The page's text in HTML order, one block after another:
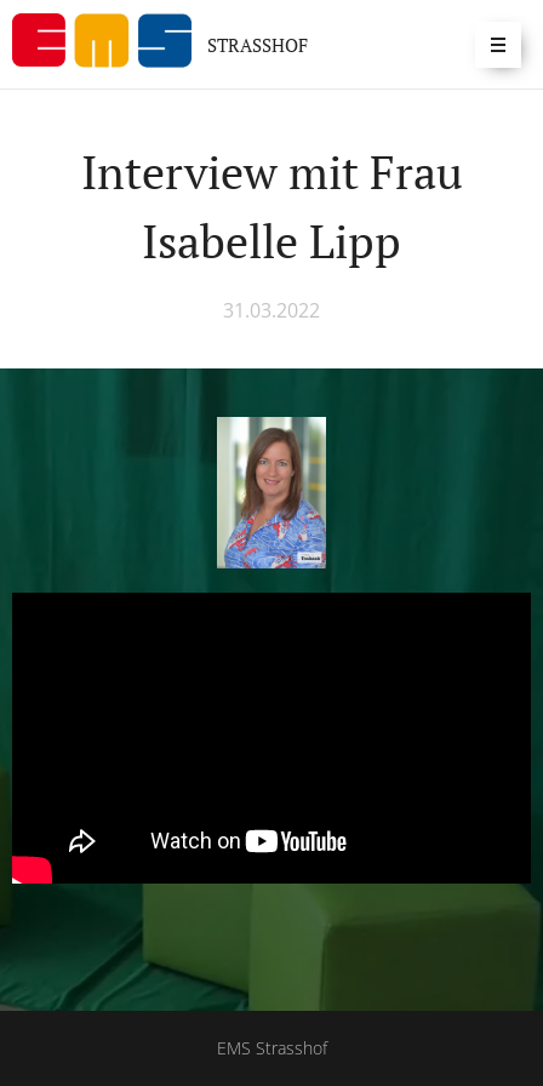
STRASSHOF
Interview mit Frau
Isabelle Lipp
31.03.2022
EMS Strasshof